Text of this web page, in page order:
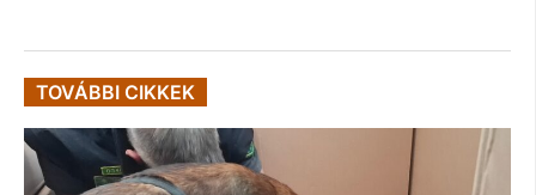
TOVÁBBI CIKKEK